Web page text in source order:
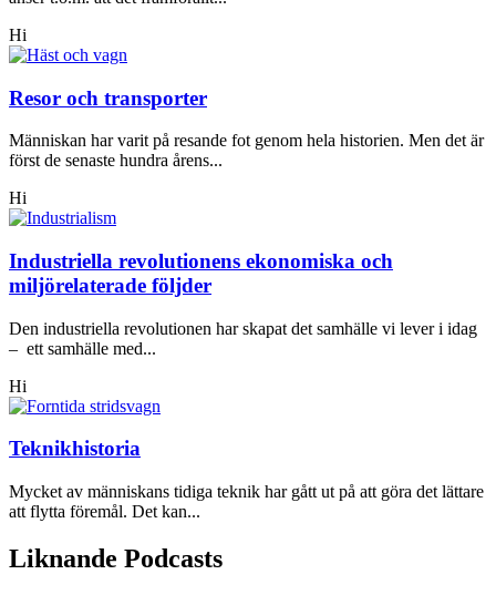
Hi
Resor och transporter
Människan har varit på resande fot genom hela historien. Men det är
först de senaste hundra årens...
Hi
Industriella revolutionens ekonomiska och
miljörelaterade följder
Den industriella revolutionen har skapat det samhälle vi lever i idag
– ett samhälle med...
Hi
Teknikhistoria
Mycket av människans tidiga teknik har gått ut på att göra det lättare
att flytta föremål. Det kan...
Liknande Podcasts